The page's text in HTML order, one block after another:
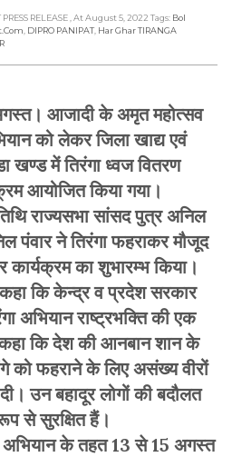
RELEASE , At August 5, 2022 Tags: Bol
DIPRO PANIPAT Har Ghar TIRANGA
आजादी के अमृत महोत्सव
को लेकर जिला खाद्य एवं
खण्ड में तिरंगा ध्वज वितरण
आयोजित किया गया।
राज्यसभा सांसद पुत्र अनिल
पंवार ने तिरंगा फहराकर मौजूद
कार्यक्रम का शुभारम्भ किया।
कि केन्द्र व प्रदेश सरकार
अभियान राष्ट्रभक्ति की एक
कि देश की आनबान शान के
को फहराने के लिए असंख्य वीरों
उन बहादूर लोगों की बदौलत
से सुरक्षित हैं।
अभियान के तहत 13 से 15 अगस्त